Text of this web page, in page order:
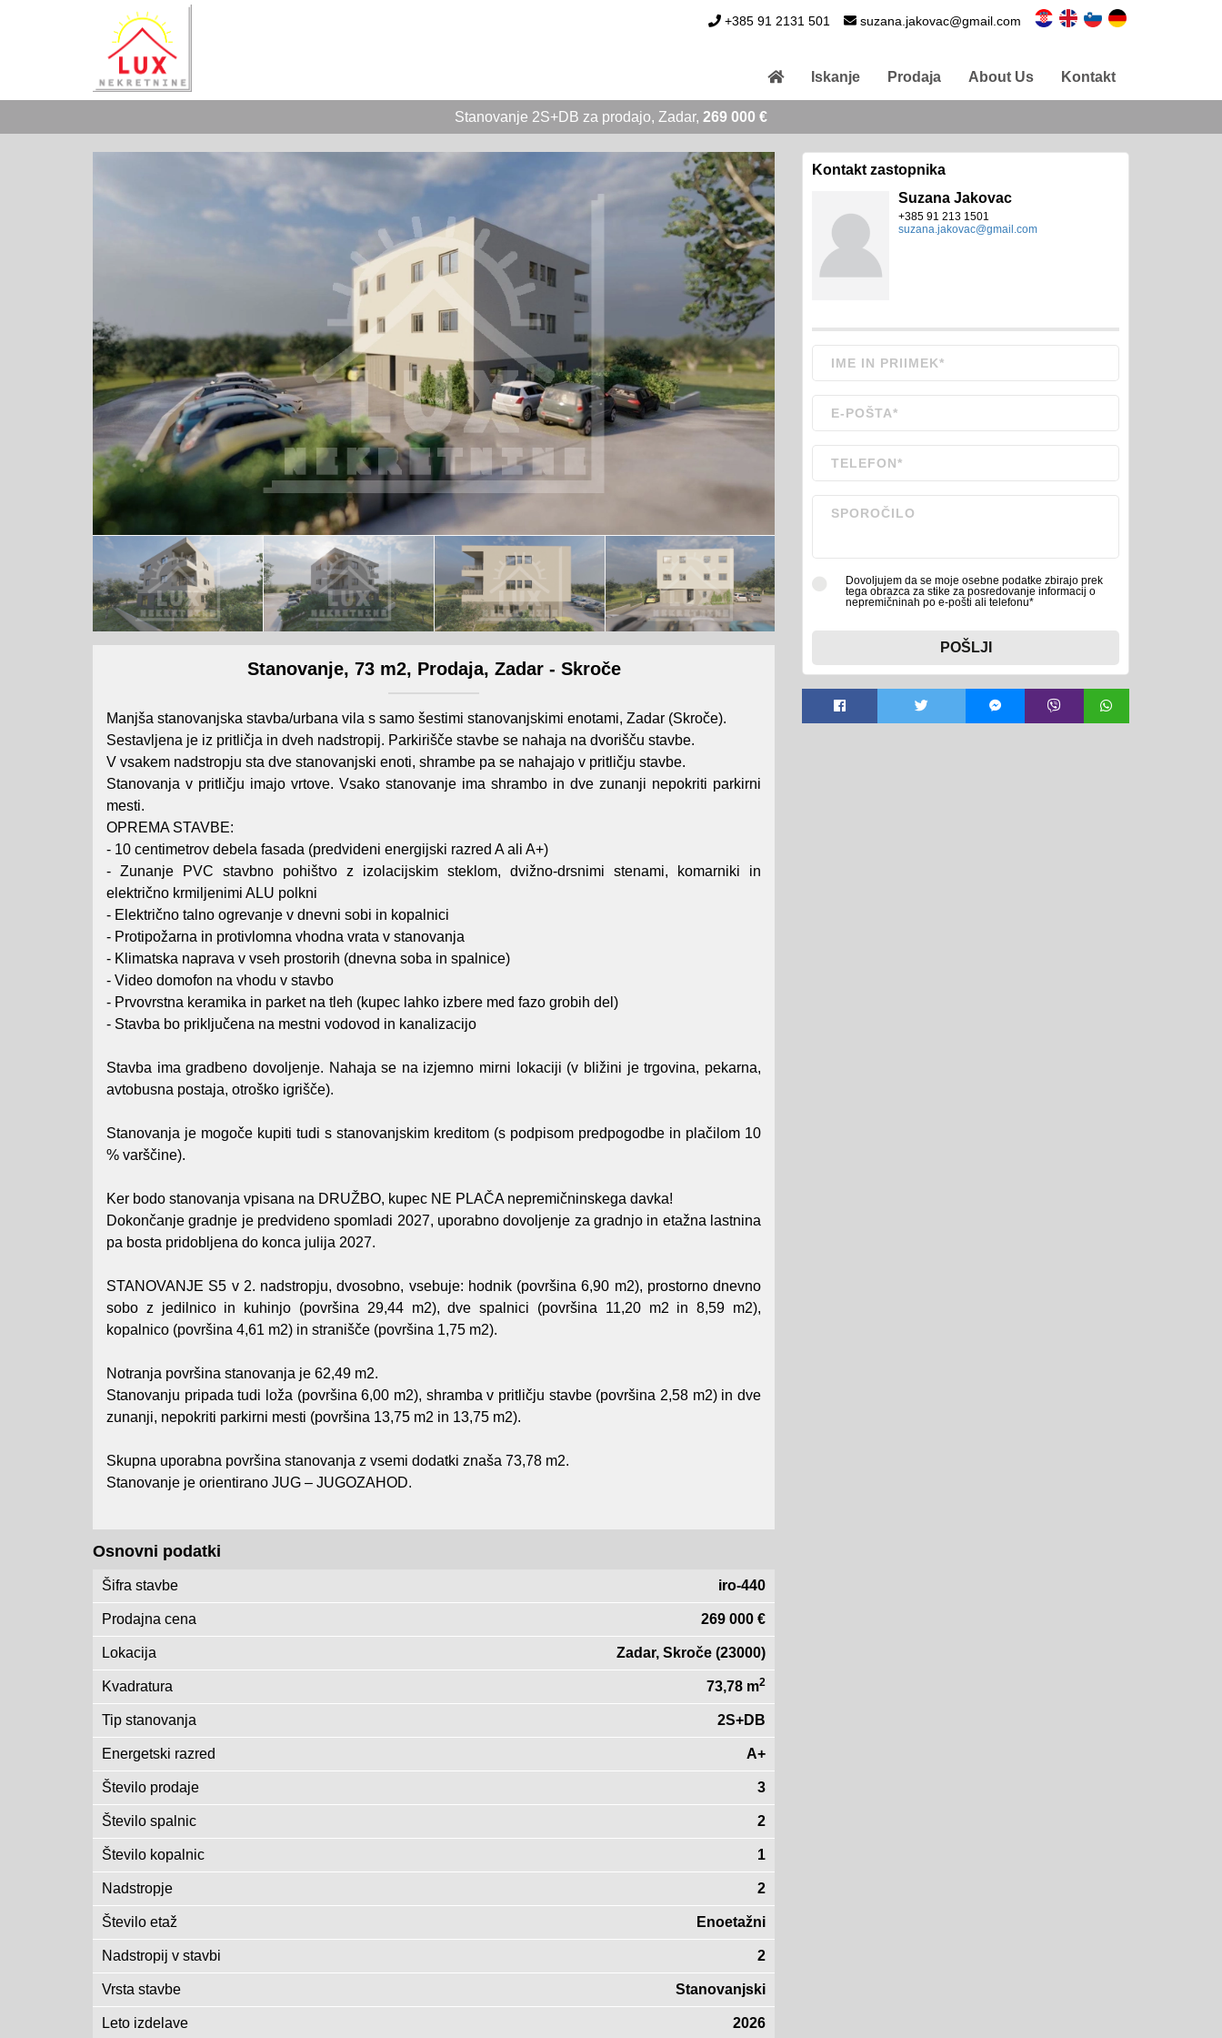
+385 91 2131 501 suzana.jakovac@gmail.com
Iskanje Prodaja About Us Kontakt
Stanovanje 2S+DB za prodajo, Zadar, 269 000 €
Stanovanje, 73 m2, Prodaja, Zadar - Skroče
Manjša stanovanjska stavba/urbana vila s samo šestimi stanovanjskimi enotami, Zadar (Skroče).
Sestavljena je iz pritličja in dveh nadstropij. Parkirišče stavbe se nahaja na dvorišču stavbe.
V vsakem nadstropju sta dve stanovanjski enoti, shrambe pa se nahajajo v pritličju stavbe.
Stanovanja v pritličju imajo vrtove. Vsako stanovanje ima shrambo in dve zunanji nepokriti parkirni
mesti.
OPREMA STAVBE:
- 10 centimetrov debela fasada (predvideni energijski razred A ali A+)
- Zunanje PVC stavbno pohištvo z izolacijskim steklom, dvižno-drsnimi stenami, komarniki in
električno krmiljenimi ALU polkni
- Električno talno ogrevanje v dnevni sobi in kopalnici
- Protipožarna in protivlomna vhodna vrata v stanovanja
- Klimatska naprava v vseh prostorih (dnevna soba in spalnice)
- Video domofon na vhodu v stavbo
- Prvovrstna keramika in parket na tleh (kupec lahko izbere med fazo grobih del)
- Stavba bo priključena na mestni vodovod in kanalizacijo
Stavba ima gradbeno dovoljenje. Nahaja se na izjemno mirni lokaciji (v bližini je trgovina, pekarna,
avtobusna postaja, otroško igrišče).
Stanovanja je mogoče kupiti tudi s stanovanjskim kreditom (s podpisom predpogodbe in plačilom 10
% varščine).
Ker bodo stanovanja vpisana na DRUŽBO, kupec NE PLAČA nepremičninskega davka!
Dokončanje gradnje je predvideno spomladi 2027, uporabno dovoljenje za gradnjo in etažna lastnina
pa bosta pridobljena do konca julija 2027.
STANOVANJE S5 v 2. nadstropju, dvosobno, vsebuje: hodnik (površina 6,90 m2), prostorno dnevno
sobo z jedilnico in kuhinjo (površina 29,44 m2), dve spalnici (površina 11,20 m2 in 8,59 m2),
kopalnico (površina 4,61 m2) in stranišče (površina 1,75 m2).
Notranja površina stanovanja je 62,49 m2.
Stanovanju pripada tudi loža (površina 6,00 m2), shramba v pritličju stavbe (površina 2,58 m2) in dve
zunanji, nepokriti parkirni mesti (površina 13,75 m2 in 13,75 m2).
Skupna uporabna površina stanovanja z vsemi dodatki znaša 73,78 m2.
Stanovanje je orientirano JUG – JUGOZAHOD.
Osnovni podatki
Šifra stavbe iro-440
Prodajna cena 269 000 €
Lokacija Zadar, Skroče (23000)
Kvadratura 73,78 m2
Tip stanovanja 2S+DB
Energetski razred A+
Število prodaje 3
Število spalnic 2
Število kopalnic 1
Nadstropje 2
Število etaž Enoetažni
Nadstropij v stavbi 2
Vrsta stavbe Stanovanjski
Leto izdelave 2026
Kontakt zastopnika
Suzana Jakovac
+385 91 213 1501
suzana.jakovac@gmail.com
Dovoljujem da se moje osebne podatke zbirajo prek
tega obrazca za stike za posredovanje informacij o
nepremičninah po e-pošti ali telefonu*
POŠLJI